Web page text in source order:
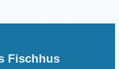
Fischhus